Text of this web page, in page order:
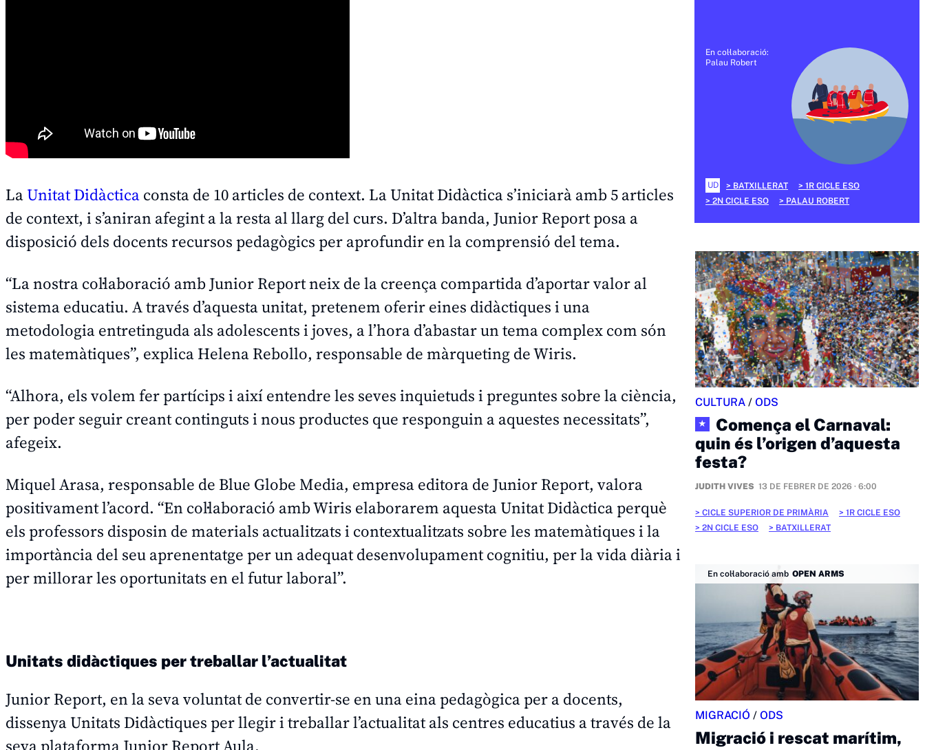
LaUnitat Didàcticaconsta de 10 articles de context. La Unitat Didàctica s’iniciarà amb 5 articles
de context, i s’aniran afegint a la resta al llarg del curs. D’altra banda, Junior Report posa a
disposició dels docents recursos pedagògics per aprofundir en la comprensió del tema.
“La nostra col·laboració amb Junior Report neix de la creença compartida d’aportar valor al
sistema educatiu. A través d’aquesta unitat, pretenem oferir eines didàctiques i una
metodologia entretinguda als adolescents i joves, a l’hora d’abastar un tema complex com són
les matemàtiques”, explica Helena Rebollo, responsable de màrqueting de Wiris.
“Alhora, els volem fer partícips i així entendre les seves inquietuds i preguntes sobre la ciència,
per poder seguir creant continguts i nous productes que responguin a aquestes necessitats”,
afegeix.
Miquel Arasa, responsable de Blue Globe Media, empresa editora de Junior Report, valora
positivament l’acord. “En col·laboració amb Wiris elaborarem aquesta Unitat Didàctica perquè
els professors disposin de materials actualitzats i contextualitzats sobre les matemàtiques i la
importància del seu aprenentatge per un adequat desenvolupament cognitiu, per la vida diària i
per millorar les oportunitats en el futur laboral”.
Unitats didàctiques per treballar l’actualitat
Junior Report, en la seva voluntat de convertir-se en una eina pedagògica per a docents,
dissenya Unitats Didàctiques per llegir i treballar l’actualitat als centres educatius a través de la
En col·laboració:
Palau Robert
UD BATXILLERAT
1R CICLE ESO
2N CICLE ESO
PALAU ROBERT
CULTURA / ODS
★
Comença el Carnaval:
quin és l’origen d’aquesta
festa?
JUDITH VIVES 13 DE FEBRER DE 2026 · 6:00
CICLE SUPERIOR DE PRIMÀRIA
1R CICLE ESO
2N CICLE ESO
BATXILLERAT
En col·laboració amb OPEN ARMS
MIGRACIÓ / ODS
Migració i rescat marítim,